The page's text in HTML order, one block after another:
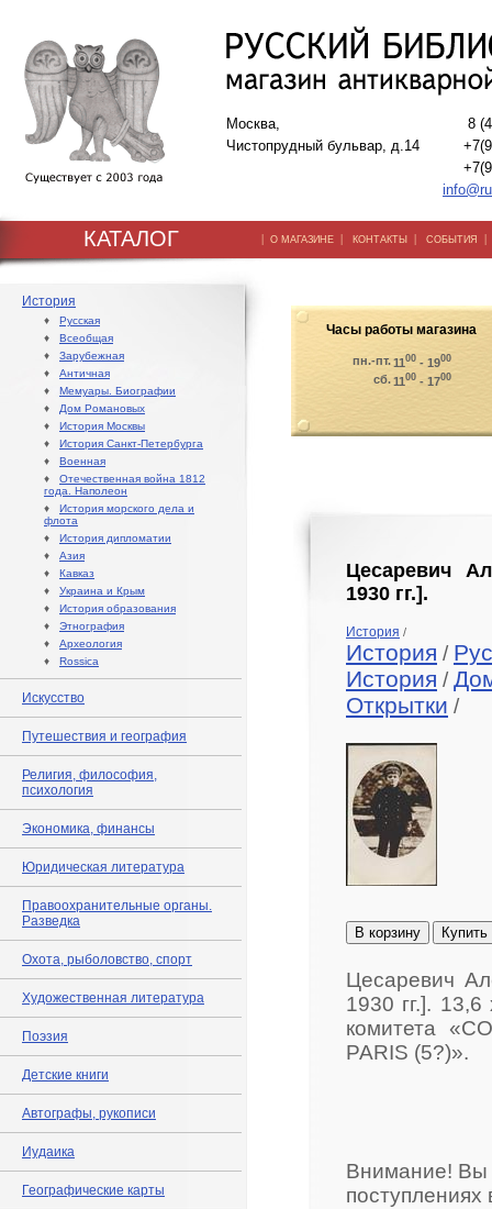
Москва,
Чистопрудный бульвар, д.14
8
КАТАЛОГ | О МАГАЗИНЕ | КОНТАКТЫ | СОБЫТИЯ
История
♦ Русская
♦ Всеобщая
♦ Зарубежная
♦ Античная
♦ Мемуары. Биографии
♦ Дом Романовых
♦ История Москвы
♦ История Санкт-Петербурга
♦ Военная
♦ Отечественная война 1812
года. Наполеон
♦ История морского дела и
флота
♦ История дипломатии
♦ Азия
♦ Кавказ
♦ Украина и Крым
♦ История образования
♦ Этнография
♦ Археология
♦ Rossica
Искусство
Путешествия и география
Религия, философия,
психология
Экономика, финансы
Юридическая литература
Правоохранительные органы.
Разведка
Охота, рыболовство, спорт
Художественная литература
Поэзия
Детские книги
Автографы, рукописи
Иудаика
Географические карты
Часы работы магазина
пн.-пт.1100 - 1900
сб.1100 - 1700
Цесаревич
1930 гг.].
История /
История /
История /
Открытки /
В корзину Купить
Цесаревич
1930 гг.].
комитета
PARIS (5?)».
Внимание! Вы